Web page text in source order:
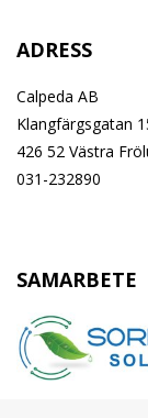
ADRESS
Calpeda AB
Klangfärgsgatan
426 52 Västra
031-232890
SAMARBETE